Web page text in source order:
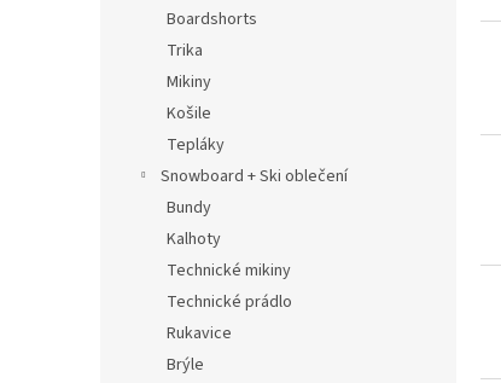
Boardshorts
Trika
Mikiny
Košile
Tepláky
Snowboard + Ski oblečení
Bundy
Kalhoty
Technické mikiny
Technické prádlo
Rukavice
Brýle